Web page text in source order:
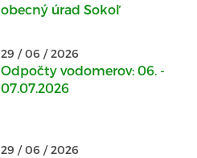
obecný úrad Sokoľ
29 / 06 / 2026
Odpočty vodomerov: 06. -
07.07.2026
29 / 06 / 2026